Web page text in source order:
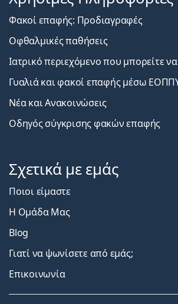
Φακοί επαφής: Προδιαγραφές
Οφθαλμικές παθήσεις
Ιατρικό περιεχόμενο που μπορείτε να
Γυαλιά και φακοί επαφής μέσω
Νέα και Ανακοινώσεις
Οδηγός σύγκρισης φακών επαφής
Σχετικά με εμάς
Ποιοι είμαστε
Η Ομάδα Μας
Blog
Γιατί να ψωνίσετε από εμάς;
Επικοινωνία